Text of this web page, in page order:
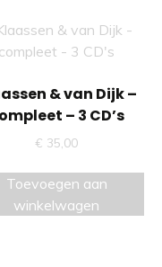
& van Dijk –
– 3 CD’s
€ 35,00
Toevoegen aan
winkelwagen